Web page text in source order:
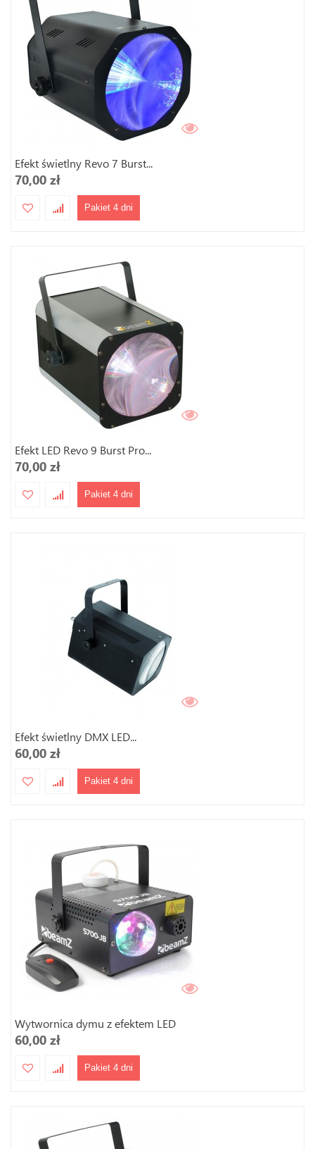
Efekt świetlny Revo 7 Burst...
70,00 zł
Pakiet 4 dni
Efekt LED Revo 9 Burst Pro...
70,00 zł
Pakiet 4 dni
Efekt świetlny DMX LED...
60,00 zł
Pakiet 4 dni
Wytwornica dymu z efektem LED
60,00 zł
Pakiet 4 dni